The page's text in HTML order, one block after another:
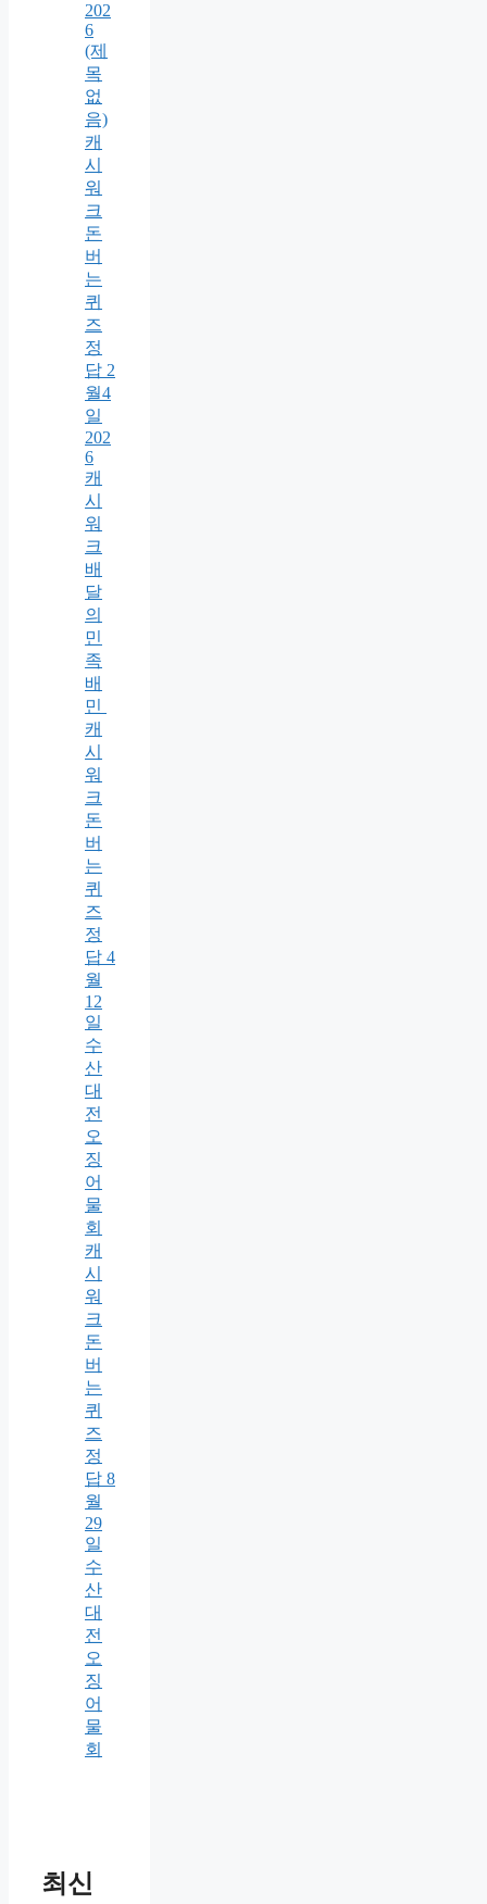
202
6
(제
목
없
음)
캐
시
워
크
돈
버
는
퀴
즈
정
답 2
월4
일
202
6
캐
시
워
크
배
달
의
민
족
배
민
캐
시
워
크
돈
버
는
퀴
즈
정
답 4
월
12
일
수
산
대
전
오
징
어
물
회
캐
시
워
크
돈
버
는
퀴
즈
정
답 8
월
29
일
수
산
대
전
오
징
어
물
회
최신